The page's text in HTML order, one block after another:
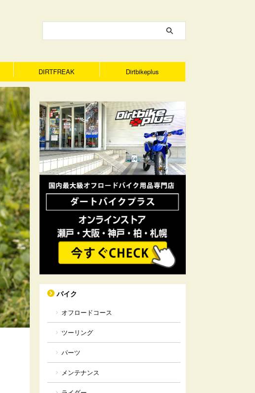
DIRTFREAK Dirtbikeplus
バイク
オフロードコース
ツーリング
パーツ
メンテナンス